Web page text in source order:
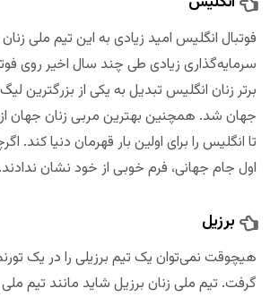
فوتبال انگلیس امید زیادی به این تیم ملی زنان
سرمایه‌گذاری زیادی طی چند سال اخیر روی
برتر زنان انگلیس تبدیل به یکی از بزرگترین
جهان شد. همچنین بهترین مربی زنان جهان
تا انگلیس را برای اولین بار قهرمان دنیا کند.
اول جام جهانی، فرم خوبی از خود نشان ندادند.
برزیل
هیچوقت نمی‌توان یک تیم برزیلی را در یک
گرفت. تیم ملی زنان برزیل شاید مانند تیم